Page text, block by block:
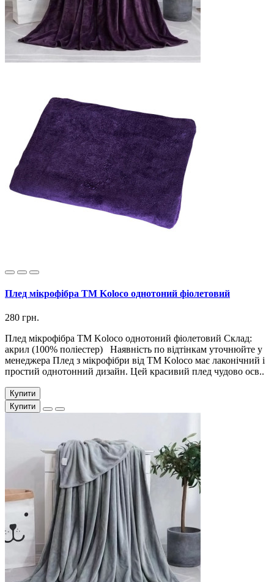
Плед мікрофібра ТМ Koloco однотоний фіолетовий
280 грн.
Плед мікрофібра ТМ Koloco однотоний фіолетовий Склад:
акрил (100% поліестер) Наявність по відтінкам уточнюйте у
менеджера Плед з мікрофібри від ТМ Koloco має лаконічний і
простий однотонний дизайн. Цей красивий плед чудово осв..
Купити
Купити